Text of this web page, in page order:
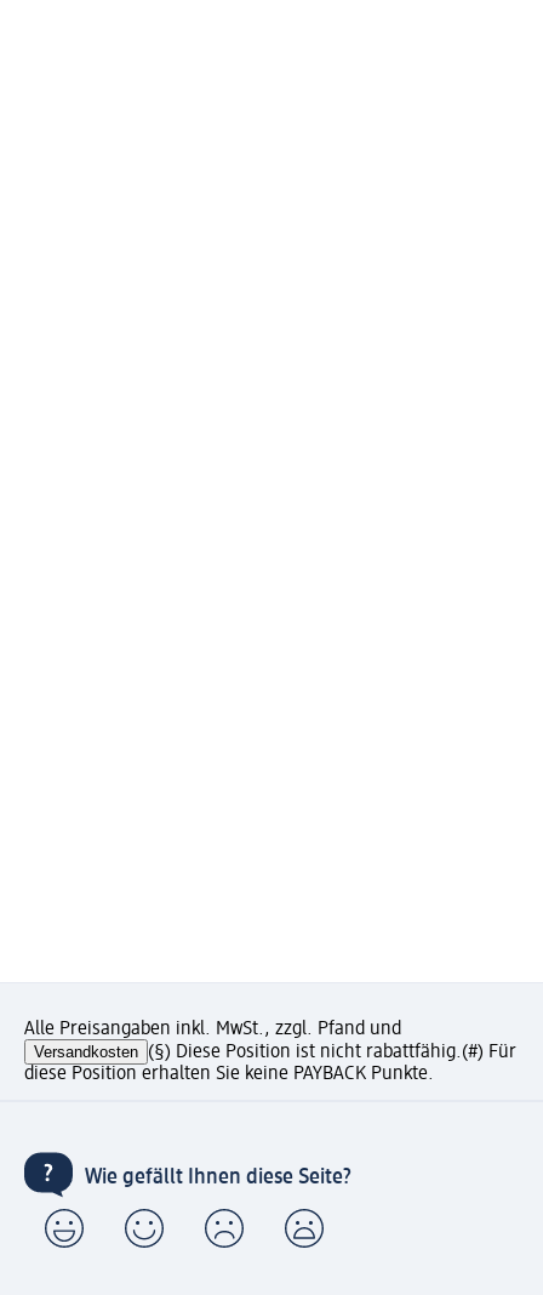
Alle Preisangaben inkl. MwSt., zzgl. Pfand und
Versandkosten (§) Diese Position ist nicht rabattfähig.(#) Für
diese Position erhalten Sie keine PAYBACK Punkte.
Wie gefällt Ihnen diese Seite?